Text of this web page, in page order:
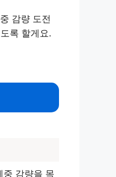
감량 도전
록 할게요.
중 감량을 목